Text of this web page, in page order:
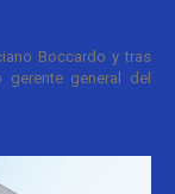
Boccardo y tras
general del